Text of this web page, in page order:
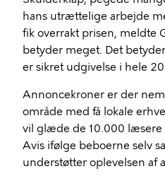
hans utrættelige arbejde
fik overrakt prisen, meldte
betyder meget. Det
er sikret udgivelse i hele
Annoncekroner er der
område med få lokale
vil glæde de 10.000 læsere
Avis ifølge beboerne selv
understøtter oplevelsen af